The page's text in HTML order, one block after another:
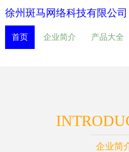
徐州斑马网络科技有限公司
首页 企业简介 产品大全
企业简